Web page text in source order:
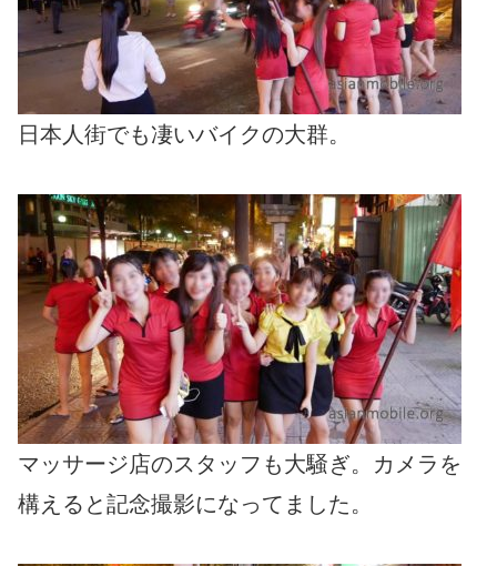
日本人街でも凄いバイクの大群。
マッサージ店のスタッフも大騒ぎ。カメラを
構えると記念撮影になってました。